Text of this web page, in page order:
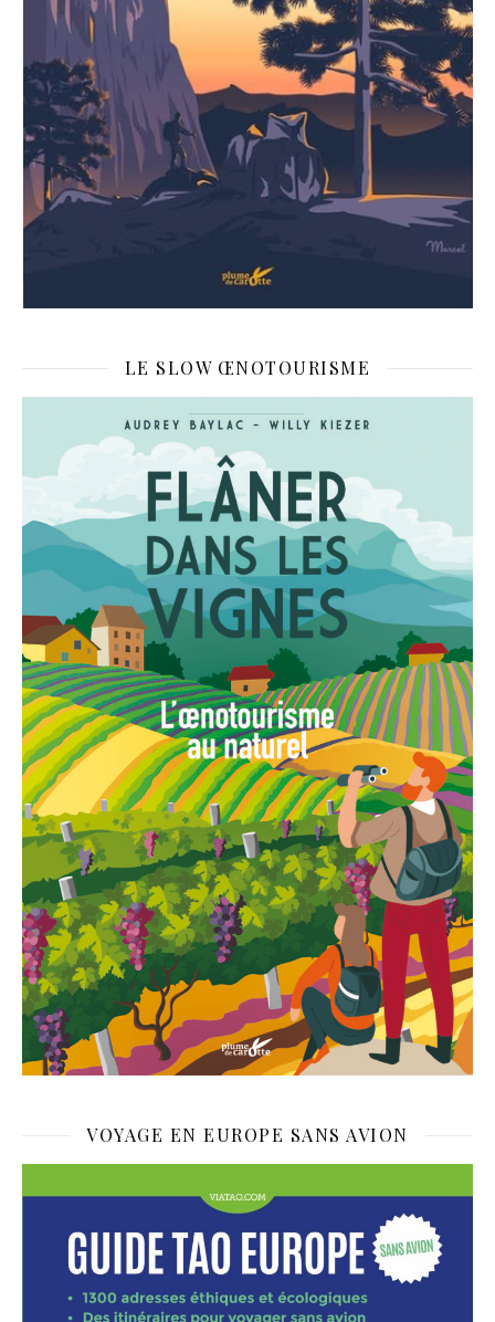
LE SLOW ŒNOTOURISME
VOYAGE EN EUROPE SANS AVION